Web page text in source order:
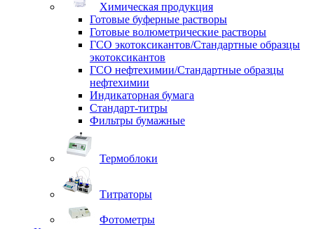
Химическая продукция
Готовые буферные растворы
Готовые волюметрические растворы
ГСО экотоксикантов/Стандартные образцы
экотоксикантов
ГСО нефтехимии/Стандартные образцы
нефтехимии
Индикаторная бумага
Стандарт-титры
Фильтры бумажные
Термоблоки
Титраторы
Фотометры